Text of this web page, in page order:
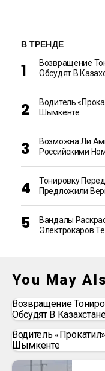
В ТРЕНДЕ
Возвращение
Обсудят В
Водитель
Шымкенте
Возможна Ли
Российскими
Тонировку
Предложили
Вандалы
Электрокаров
You May
Возвращение
Обсудят В
Водитель
Шымкенте